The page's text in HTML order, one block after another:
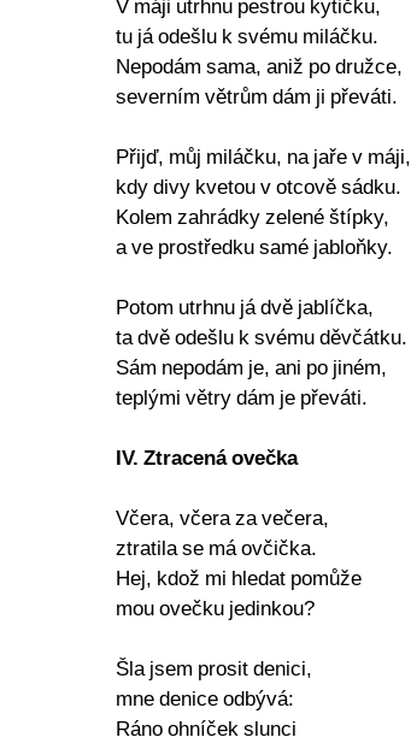
V máji utrhnu pestrou kytičku,
tu já odešlu k svému miláčku.
Nepodám sama, aniž po družce,
severním větrům dám ji převáti.
Přijď, můj miláčku, na jaře v máji,
kdy divy kvetou v otcově sádku.
Kolem zahrádky zelené štípky,
a ve prostředku samé jabloňky.
Potom utrhnu já dvě jablíčka,
ta dvě odešlu k svému děvčátku.
Sám nepodám je, ani po jiném,
teplými větry dám je převáti.
IV. Ztracená ovečka
Včera, včera za večera,
ztratila se má ovčička.
Hej, kdož mi hledat pomůže
mou ovečku jedinkou?
Šla jsem prosit denici,
mne denice odbývá:
Ráno ohníček slunci